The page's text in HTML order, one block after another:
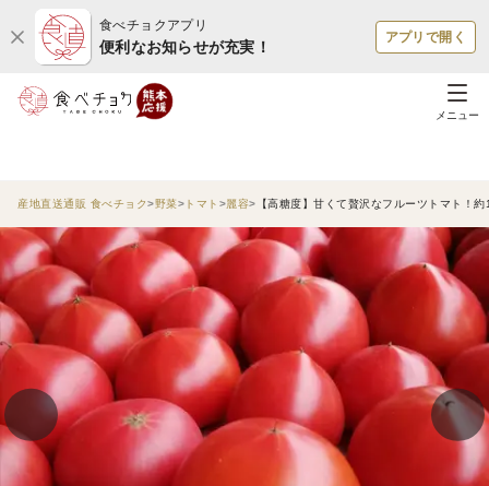
食べチョクアプリ
便利なお知らせが充実！
アプリで開く
メニュー
産地直送通販 食べチョク 野菜 トマト 麗容 【高糖度】甘くて贅沢なフルーツトマト！約